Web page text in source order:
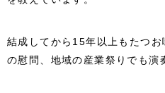
結成してから15年以上もたつ
の慰問、地域の産業祭りでも